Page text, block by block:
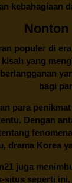
kebahagiaan
Nonton
populer di
yang
bagi
para
Dengan
drama Korea
juga
seperti